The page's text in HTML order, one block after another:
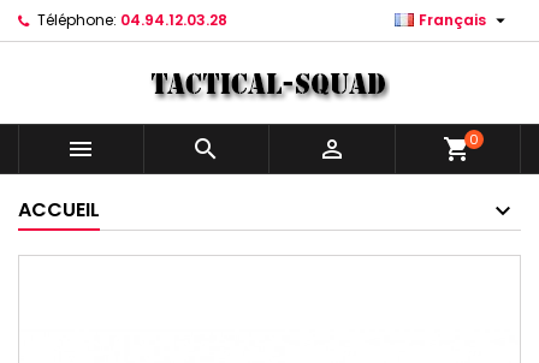
Téléphone: 04.94.12.03.28 Français 
   shopping_cart0
ACCUEIL